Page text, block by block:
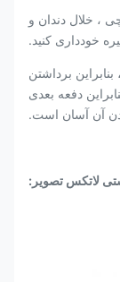
، خلال دندان و
خودداری کنید.
بنابراین برداشتن
دفعه بعدی
آن آسان است.
لاتکس تصویر: